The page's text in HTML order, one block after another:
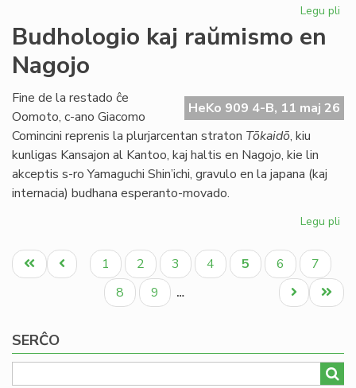
Legu pli
la
Budhologio kaj raŭmismo en
Nagojo
HeKo 909 4-B, 11 maj 26
Fine de la restado ĉe
Oomoto, c-ano Giacomo
Comincini reprenis la plurjarcentan straton Tōkaidō, kiu
kunligas Kansajon al Kantoo, kaj haltis en Nagojo, kie lin
akceptis s-ro Yamaguchi Shin’ichi, gravulo en la japana (kaj
internacia) budhana esperanto-movado.
Legu pli
en
Pagination
Unua
paĝo
Antaŭa
paĝo
Paĝo
1 Paĝo
2 Paĝo
3 Paĝo
4
Aktuala
paĝo
5 Paĝo
6 Paĝo
7
Paĝo
8 Paĝo
9 …
Last
page
Next
page
SERĈO